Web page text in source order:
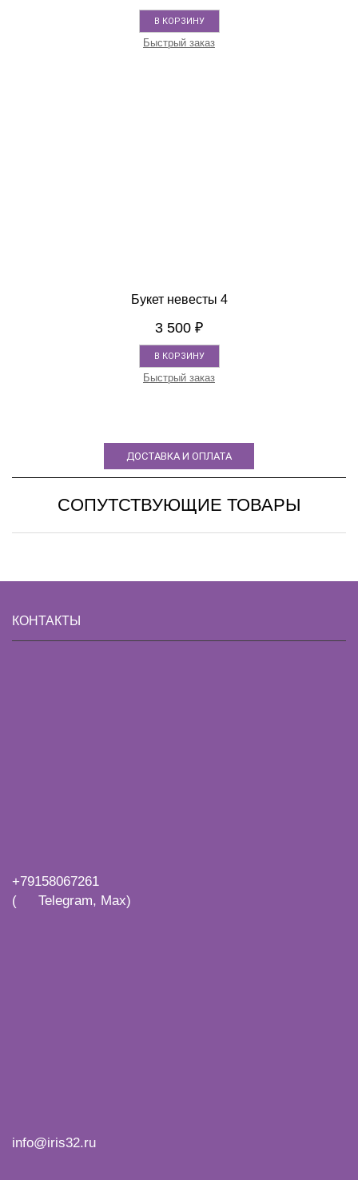
В КОРЗИНУ
Быстрый заказ
Букет невесты 4
3 500 ₽
В КОРЗИНУ
Быстрый заказ
ДОСТАВКА И ОПЛАТА
СОПУТСТВУЮЩИЕ ТОВАРЫ
КОНТАКТЫ
+79158067261
(
Telegram, Max)
info@iris32.ru